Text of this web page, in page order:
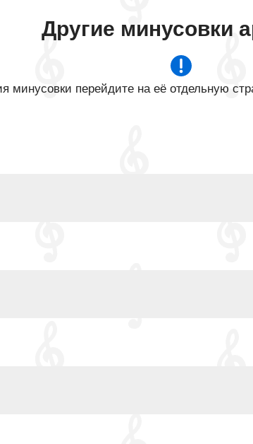
Другие минусовки
минусовки перейдите на её отдельную